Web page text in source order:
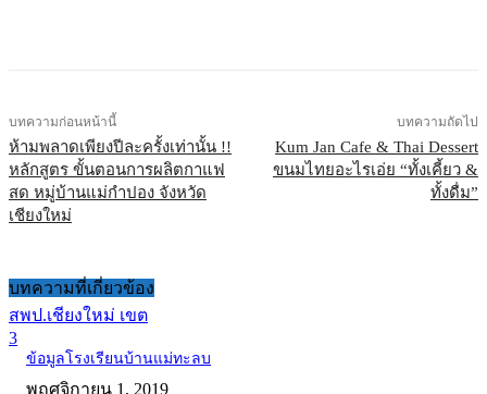
บทความก่อนหน้านี้
ห้ามพลาดเพียงปีละครั้งเท่านั้น !!
หลักสูตร ขั้นตอนการผลิตกาแฟ
สด หมู่บ้านแม่กำปอง จังหวัด
เชียงใหม่
บทความถัดไป
Kum Jan Cafe & Thai Dessert
ขนมไทยอะไรเอ่ย “ทั้งเคี้ยว &
ทั้งดื่ม”
บทความที่เกี่ยวข้อง
สพป.เชียงใหม่ เขต
3
ข้อมูลโรงเรียนบ้านแม่ทะลบ
พฤศจิกายน 1, 2019